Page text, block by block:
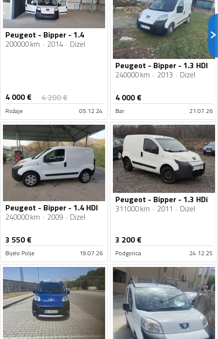
Peugeot - Bipper - 1.4
200000 km 2014 Dizel
4 000€ 4 200€
Rožaje 05.12.24
Peugeot - Bipper - 1.3 HDI
240000 km 2013 Dizel
4 000€
Bar 21.07.26
Peugeot - Bipper - 1.4 HDI
240000 km 2009 Dizel
3 550€
Bijelo Polje 19.07.26
Peugeot - Bipper - 1.3 HDi
311000 km 2011 Dizel
3 200€
Podgorica 24.12.25